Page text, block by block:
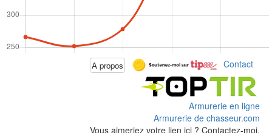
A propos Contact
Armurerie en ligne
Armurerie de chasseur.com
Vous aimeriez votre lien ici ? Contactez-moi.